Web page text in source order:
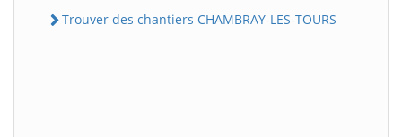
Trouver des chantiers CHAMBRAY-LES-TOURS